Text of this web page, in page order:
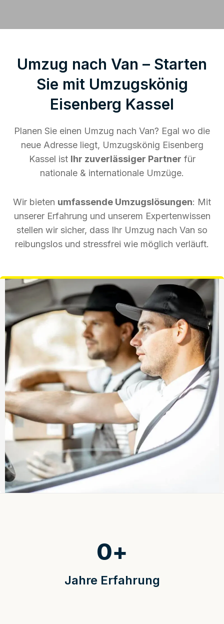
Umzug nach Van – Starten
Sie mit Umzugskönig
Eisenberg Kassel
Planen Sie einen Umzug nach Van? Egal wo die
neue Adresse liegt, Umzugskönig Eisenberg
Kassel ist Ihr zuverlässiger Partner für
nationale & internationale Umzüge.
Wir bieten umfassende Umzugslösungen: Mit
unserer Erfahrung und unserem Expertenwissen
stellen wir sicher, dass Ihr Umzug nach Van so
reibungslos und stressfrei wie möglich verläuft.
Jahre Erfahrung
0+